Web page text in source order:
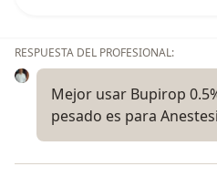
RESPUESTA DEL PROFESIONAL:
Mejor usar Bupirop
pesado es para